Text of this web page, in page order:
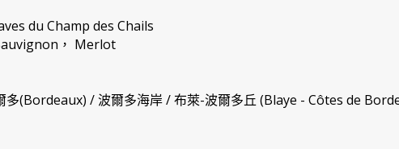
du Champ des Chails
， Merlot
多(Bordeaux) / 波爾多海岸 / 布萊-波爾多丘 (Blaye - Côtes de